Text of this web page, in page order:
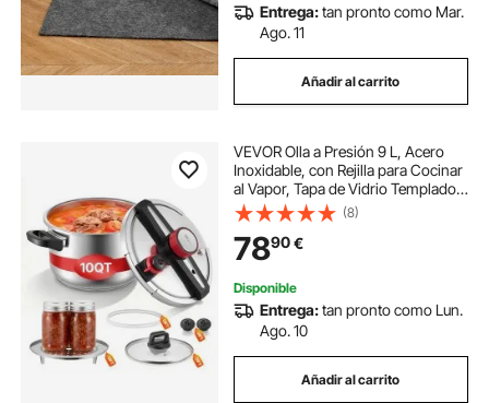
Entrega:tan pronto como Mar.
Ago. 11
Añadir al carrito
VEVOR Olla a Presión 9 L, Acero
Inoxidable, con Rejilla para Cocinar
al Vapor, Tapa de Vidrio Templado,
3 Configuraciones de Presión para
Carne, Frijoles, Arroz, Sopa, 405 x
284 x 255/245 mm
(8)
7890€
Disponible
Entrega:tan pronto como Lun.
Ago. 10
Añadir al carrito